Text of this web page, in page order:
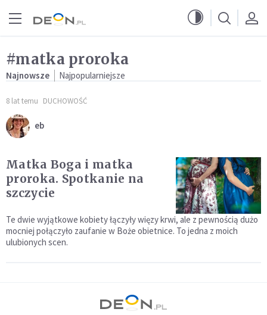
#matka proroka
Najnowsze Najpopularniejsze
8 lat temu DUCHOWOŚĆ
eb
Matka Boga i matka
proroka. Spotkanie na
szczycie
Te dwie wyjątkowe kobiety łączyły więzy krwi, ale z pewnością dużo
mocniej połączyło zaufanie w Boże obietnice. To jedna z moich
ulubionych scen.